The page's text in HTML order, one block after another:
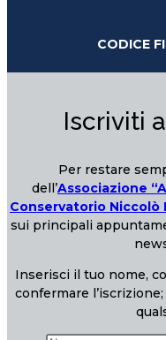
CODICE
Iscriviti
Per restare
dell’Associazione
Conservatorio Niccolò
sui principali
Inserisci il tuo nome,
confermare